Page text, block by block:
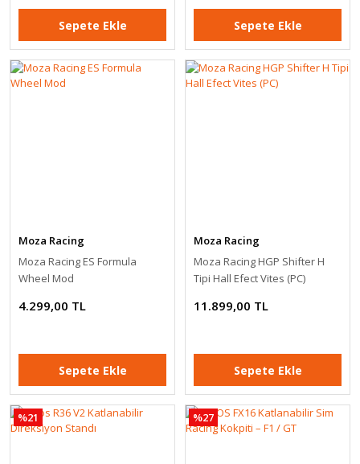
Soğuk Cüzdanlar ile
Kripto Yatırımınızı
Koruyun
Simagic Yarış
Ekipmanlarında Peşin
Fiyatına 3 Taksit
Fırsatı!
Sepete Ekle
Logitech
Simracing Başlangıç Set ( G29+R36 Stand)
Sepete Ekle
Sepete Ekle Sepete Ekle
Moza Racing
Moza Racing ES Formula
Wheel Mod
4.299,00 TL
Sepete Ekle
Moza Racing
Moza Racing HGP Shifter H
Tipi Hall Efect Vites (PC)
11.899,00 TL
Sepete Ekle
%21 %27